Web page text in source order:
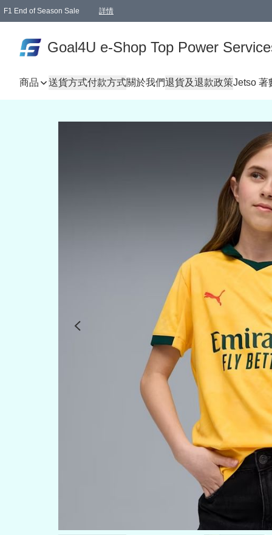
F1 End of Season Sale 詳情
Goal4U e-Shop Top Power
商品 送貨方式付款方式關於我們退貨及退款政策Jetso 著